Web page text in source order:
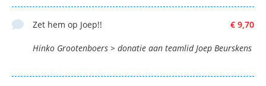
€ 9,70
Zet hem op Joep!!
Hinko Grootenboers > donatie aan teamlid Joep Beurskens